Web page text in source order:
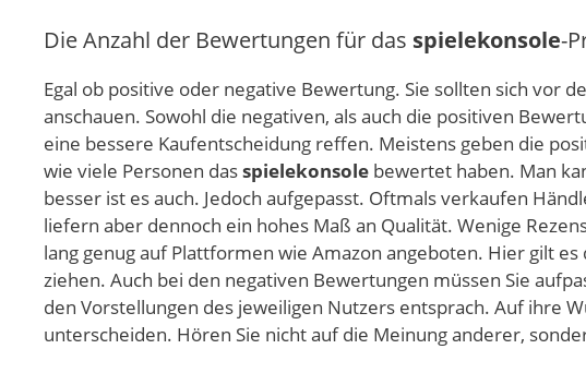
Die Anzahl der Bewertungen für das spielekonsole-
Egal ob positive oder negative Bewertung. Sie sollten sich vor
anschauen. Sowohl die negativen, als auch die positiven
eine bessere Kaufentscheidung reffen. Meistens geben die
wie viele Personen dasspielekonsole bewertet haben. Man
besser ist es auch. Jedoch aufgepasst. Oftmals verkaufen
liefern aber dennoch ein hohes Maß an Qualität. Wenige
lang genug auf Plattformen wie Amazon angeboten. Hier gilt
ziehen. Auch bei den negativen Bewertungen müssen Sie
den Vorstellungen des jeweiligen Nutzers entsprach. Auf ihre
unterscheiden. Hören Sie nicht auf die Meinung anderer,